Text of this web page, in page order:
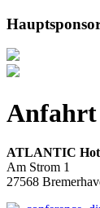
Anfahrt
ATLANTIC
Am Strom 1
27568